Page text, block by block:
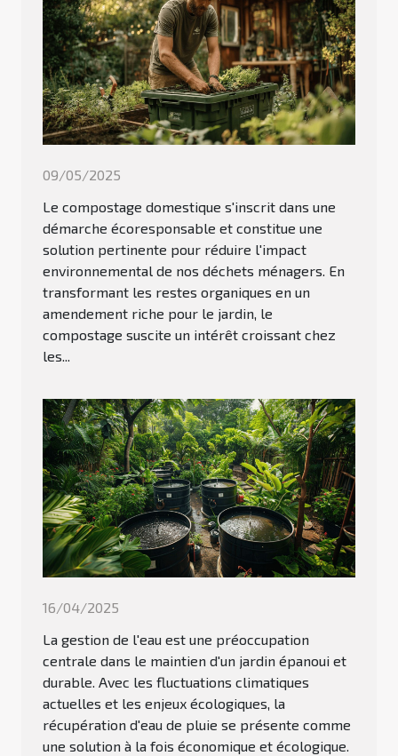
09/05/2025
Le compostage domestique s'inscrit dans une
démarche écoresponsable et constitue une
solution pertinente pour réduire l'impact
environnemental de nos déchets ménagers. En
transformant les restes organiques en un
amendement riche pour le jardin, le
compostage suscite un intérêt croissant chez
les...
16/04/2025
La gestion de l'eau est une préoccupation
centrale dans le maintien d'un jardin épanoui et
durable. Avec les fluctuations climatiques
actuelles et les enjeux écologiques, la
récupération d'eau de pluie se présente comme
une solution à la fois économique et écologique.